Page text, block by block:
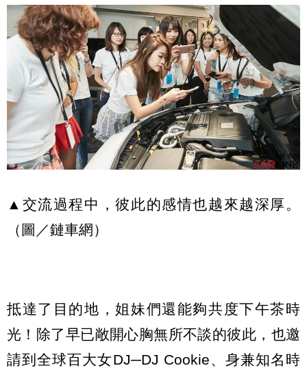
▲交流過程中，彼此的感情也越來越深厚。
（圖／鏈車網）
抵達了目的地，姐妹們還能夠共度下午茶時
光！除了早已敞開心胸無所不談的彼此，也邀
請到全球百大女DJ─DJ Cookie、身兼知名時